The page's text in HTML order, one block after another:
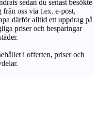
sedan du senast besökte
oss via t.ex. e-post,
därför alltid ett uppdrag på
priser och besparingar
i offerten, priser och